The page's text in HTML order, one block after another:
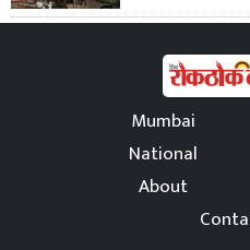
Mumbai
National
About